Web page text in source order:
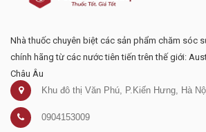
Nhà thuốc chuyên biệt các sản phẩm chăm sóc
chính hãng từ các nước tiên tiến trên thế giới:
Châu Âu
Khu đô thị Văn Phú, P.Kiến Hưng, Hà
0904153009